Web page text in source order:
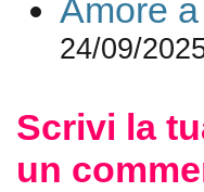
Amore
24/09/
Scrivi la
un